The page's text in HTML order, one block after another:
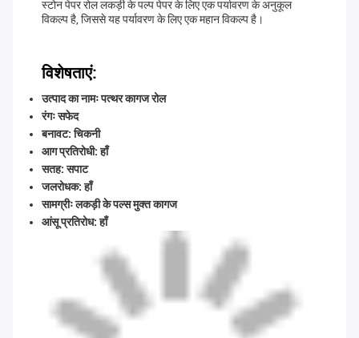
स्टोन पेपर रोल लकड़ी के पल्प पेपर के लिए एक पर्यावरण के अनुकूल
विकल्प है, जिससे यह पर्यावरण के लिए एक महान विकल्प है।
विशेषताएं:
उत्पाद का नामः पत्थर कागज रोल
रंगः सफेद
बनावट: चिकनी
आग प्रतिरोधी: हाँ
सतह: सपाट
जलरोधक: हाँ
सामग्रीः लकड़ी के पल्स मुक्त कागज
आंसू प्रतिरोध: हाँ